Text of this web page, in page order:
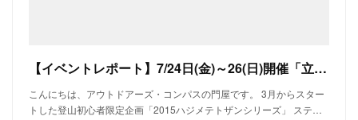
【イベントレポート】7/24日(金)～26(日)開催「立山三山縦走」～憧れの北アルプス縦走！雄大なパノラマと可憐な高山植物を楽しむ人気コース～その2 - アウトドアーズ・コンパス 旧ブログ(～2018
こんにちは、アウトドアーズ・コンパスの門屋です。 3月からスター
トした登山初心者限定企画「2015ハジメテトザンシリーズ」 ステ…